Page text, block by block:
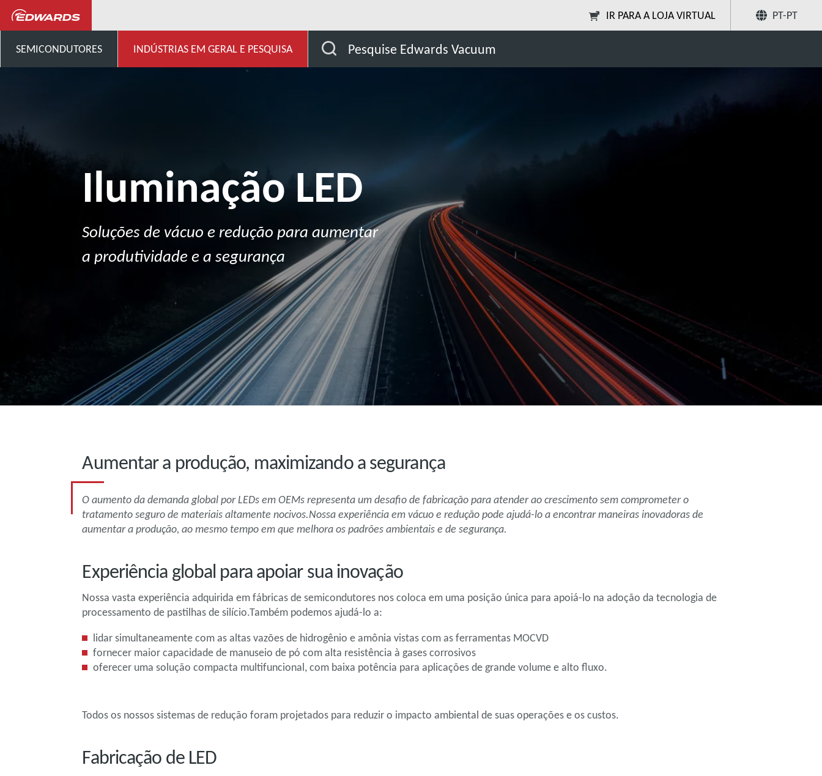
IR PARA A LOJA VIRTUAL PT-PT
SEMICONDUTORES INDÚSTRIAS EM GERAL E PESQUISA Pesquise Edwards Vacuum
Partilhar
Iluminação LED
Soluções de vácuo e redução para aumentar
a produtividade e a segurança
Aumentar a produção, maximizando a segurança
O aumento da demanda global por LEDs em OEMs representa um desafio de fabricação para atender ao crescimento sem comprometer o
tratamento seguro de materiais altamente nocivos.Nossa experiência em vácuo e redução pode ajudá-lo a encontrar maneiras inovadoras de
aumentar a produção, ao mesmo tempo em que melhora os padrões ambientais e de segurança.
Experiência global para apoiar sua inovação
Nossa vasta experiência adquirida em fábricas de semicondutores nos coloca em uma posição única para apoiá-lo na adoção da tecnologia de
processamento de pastilhas de silício.Também podemos ajudá-lo a:
lidar simultaneamente com as altas vazões de hidrogênio e amônia vistas com as ferramentas MOCVD
fornecer maior capacidade de manuseio de pó com alta resistência à gases corrosivos
oferecer uma solução compacta multifuncional, com baixa potência para aplicações de grande volume e alto fluxo.
Todos os nossos sistemas de redução foram projetados para reduzir o impacto ambiental de suas operações e os custos.
Fabricação de LED